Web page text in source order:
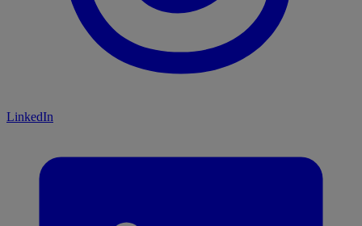
LinkedIn